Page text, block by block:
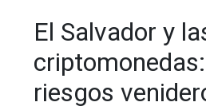
El Salvador y
riesgos